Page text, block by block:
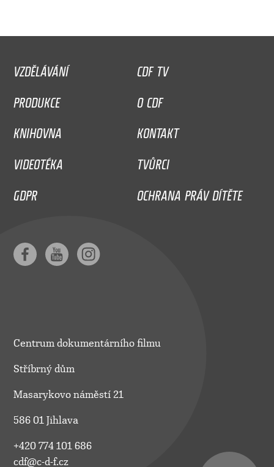
VZDĚLÁVÁNÍ
CDF TV
PRODUKCE
O CDF
KNIHOVNA
KONTAKT
VIDEOTÉKA
TVŮRCI
GDPR
OCHRANA PRÁV DÍTĚTE
Centrum dokumentárního filmu
Stříbrný dům
Masarykovo náměstí 21
586 01 Jihlava
+420 774 101 686
cdf@c-d-f.cz